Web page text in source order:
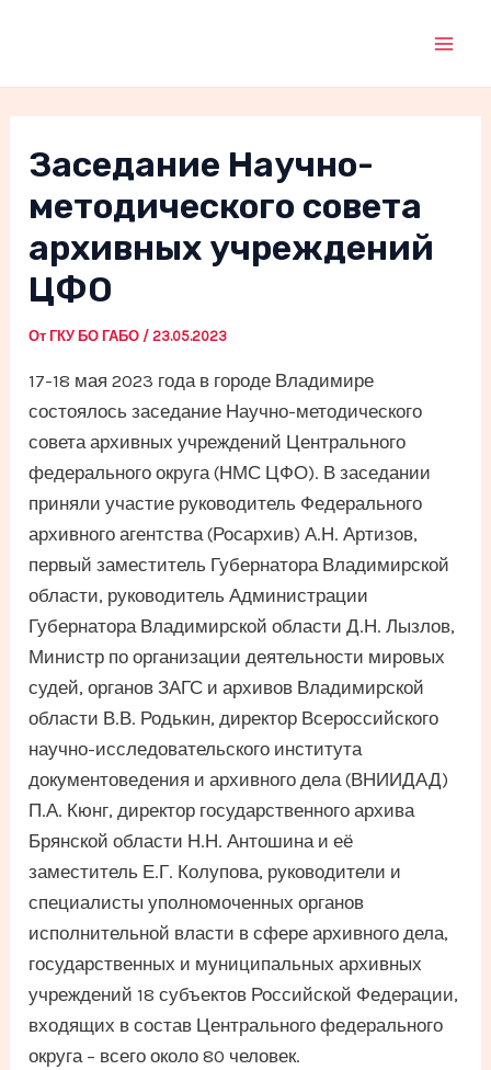
Заседание Научно-
методического совета
архивных учреждений
ЦФО
От ГКУ БО ГАБО /23.05.2023
17-18 мая 2023 года в городе Владимире
состоялось заседание Научно-методического
совета архивных учреждений Центрального
федерального округа (НМС ЦФО). В заседании
приняли участие руководитель Федерального
архивного агентства (Росархив) А.Н. Артизов,
первый заместитель Губернатора Владимирской
области, руководитель Администрации
Губернатора Владимирской области Д.Н. Лызлов,
Министр по организации деятельности мировых
судей, органов ЗАГС и архивов Владимирской
области В.В. Родькин, директор Всероссийского
научно-исследовательского института
документоведения и архивного дела (ВНИИДАД)
П.А. Кюнг, директор государственного архива
Брянской области Н.Н. Антошина и её
заместитель Е.Г. Колупова, руководители и
специалисты уполномоченных органов
исполнительной власти в сфере архивного дела,
государственных и муниципальных архивных
учреждений 18 субъектов Российской Федерации,
входящих в состав Центрального федерального
округа – всего около 80 человек.